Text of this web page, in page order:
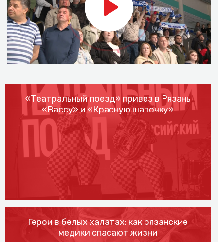
«Театральный поезд» привез в Рязань
«Вассу» и «Красную шапочку»
Герои в белых халатах: как рязанские
медики спасают жизни